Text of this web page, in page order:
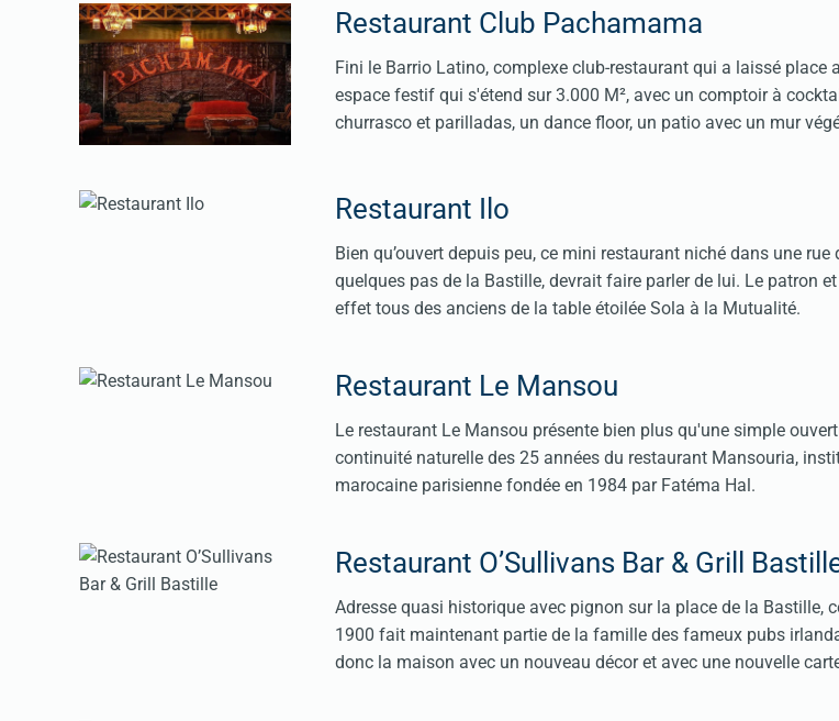
Restaurant Club Pachamama
Fini le Barrio Latino, complexe club-restaurant qui a laissé place
espace festif qui s'étend sur 3.000 M², avec un comptoir à
churrasco et parilladas, un dance floor, un patio avec un mur
Restaurant Ilo
Bien qu’ouvert depuis peu, ce mini restaurant niché dans une
quelques pas de la Bastille, devrait faire parler de lui. Le patron
effet tous des anciens de la table étoilée Sola à la Mutualité.
Restaurant Le Mansou
Le restaurant Le Mansou présente bien plus qu'une simple
continuité naturelle des 25 années du restaurant Mansouria,
marocaine parisienne fondée en 1984 par Fatéma Hal.
Restaurant O’Sullivans Bar & Grill
Adresse quasi historique avec pignon sur la place de la Bastille,
1900 fait maintenant partie de la famille des fameux pubs
donc la maison avec un nouveau décor et avec une nouvelle